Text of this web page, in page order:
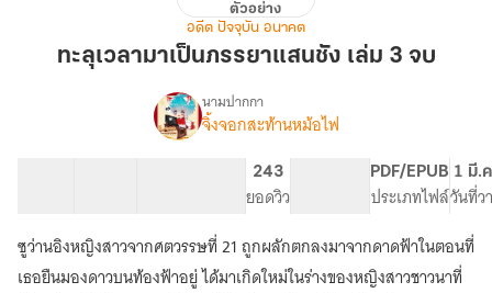
มา
ภรรยา
แสน
ตัวอย่าง
อดีต ปัจจุบัน อนาคต
ทะลุเวลามาเป็นภรรยาแสนชัง เล่ม 3 จบ
เรื่อง[END]ทะลุ
มา
เป็น
ภรรยา
แสน
ชัง
นามปากกา
จิ้งจอกสะท้านหม้อไฟ
243
ยอดวิว
PDF/EPUB
ประเภทไฟล์
1 มี.
วันที่ว
ซูว่านอิงหญิงสาวจากศตวรรษที่ 21 ถูกผลักตกลงมาจากดาดฟ้าในตอนที่
เธอยืนมองดาวบนท้องฟ้าอยู่ ได้มาเกิดใหม่ในร่างของหญิงสาวชาวนาที่